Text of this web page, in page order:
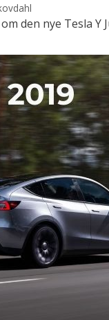
den nye Tesla Y